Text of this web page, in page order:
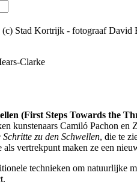
Clarke
(First Steps Towards the
kunstenaars Camiló Pachon
Schritte zu den Schwellen, die te
vertrekpunt maken ze een
technieken om natuurlijke